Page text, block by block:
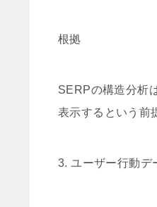
根拠
SERPの構造分析
表示するという前
3. ユーザー行動デ